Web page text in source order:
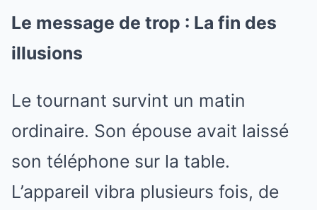
Le message de trop : La fin des
illusions
Le tournant survint un matin
ordinaire. Son épouse avait laissé
son téléphone sur la table.
L’appareil vibra plusieurs fois, de